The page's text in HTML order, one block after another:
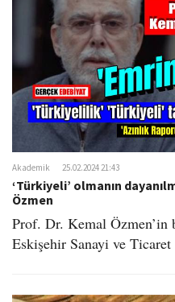
Akademik 25.02.2024 21:43
‘Türkiyeli’ olmanın
Özmen
Prof. Dr. Kemal Özmen’in
Eskişehir Sanayi ve Ticaret